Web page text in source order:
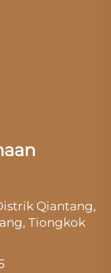
Qiantang,
Tiongkok